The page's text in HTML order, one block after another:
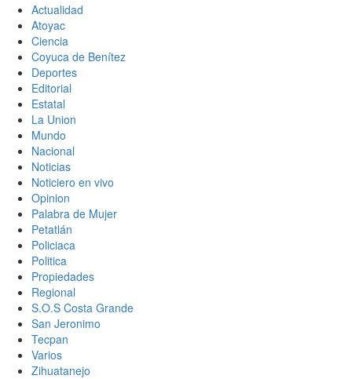
Actualidad
Atoyac
Ciencia
Coyuca de Benítez
Deportes
Editorial
Estatal
La Union
Mundo
Nacional
Noticias
Noticiero en vivo
Opinion
Palabra de Mujer
Petatlán
Policiaca
Politica
Propiedades
Regional
S.O.S Costa Grande
San Jeronimo
Tecpan
Varios
Zihuatanejo